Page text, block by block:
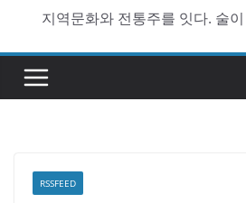
지역문화와 전통주를 잇다. 술
RSSFEED